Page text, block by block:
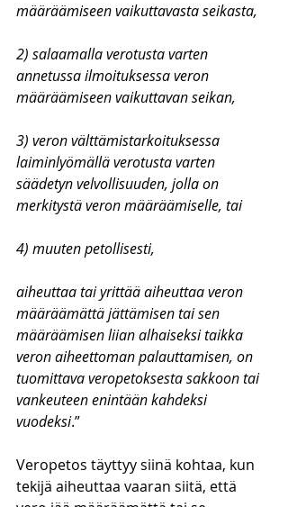
määräämiseen vaikuttavasta seikasta,
2) salaamalla verotusta varten
annetussa ilmoituksessa veron
määräämiseen vaikuttavan seikan,
3) veron välttämistarkoituksessa
laiminlyömällä verotusta varten
säädetyn velvollisuuden, jolla on
merkitystä veron määräämiselle, tai
4) muuten petollisesti,
aiheuttaa tai yrittää aiheuttaa veron
määräämättä jättämisen tai sen
määräämisen liian alhaiseksi taikka
veron aiheettoman palauttamisen, on
tuomittava veropetoksesta sakkoon tai
vankeuteen enintään kahdeksi
vuodeksi.”
Veropetos täyttyy siinä kohtaa, kun
tekijä aiheuttaa vaaran siitä, että